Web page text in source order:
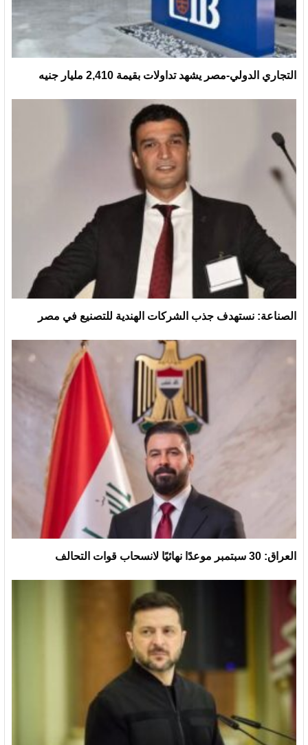
التجاري الدولي-مصر يشهد تداولات بقيمة 2,410 مليار جنيه
الصناعة: نستهدف جذب الشركات الهندية للتصنيع في مصر
العراق: 30 سبتمبر موعدًا نهائيًا لانسحاب قوات التحالف